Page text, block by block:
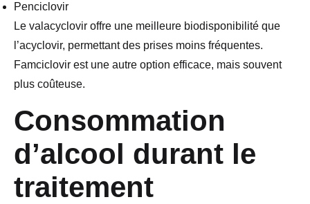
Penciclovir
Le valacyclovir offre une meilleure biodisponibilité que
l’acyclovir, permettant des prises moins fréquentes.
Famciclovir est une autre option efficace, mais souvent
plus coûteuse.
Consommation
d’alcool durant le
traitement